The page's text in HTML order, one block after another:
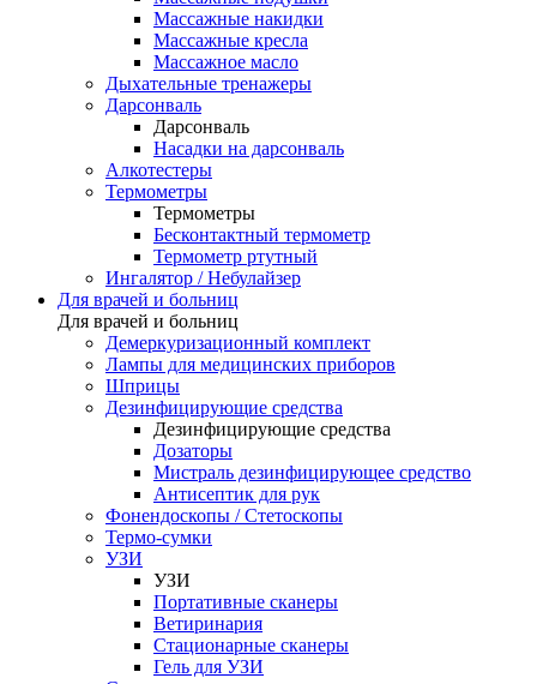
Массажные накидки
Массажные кресла
Массажное масло
Дыхательные тренажеры
Дарсонваль
Дарсонваль
Насадки на дарсонваль
Алкотестеры
Термометры
Термометры
Бесконтактный термометр
Термометр ртутный
Ингалятор / Небулайзер
Для врачей и больниц
Для врачей и больниц
Демеркуризационный комплект
Лампы для медицинских приборов
Шприцы
Дезинфицирующие средства
Дезинфицирующие средства
Дозаторы
Мистраль дезинфицирующее средство
Антисептик для рук
Фонендоскопы / Стетоскопы
Термо-сумки
УЗИ
УЗИ
Портативные сканеры
Ветиринария
Стационарные сканеры
Гель для УЗИ